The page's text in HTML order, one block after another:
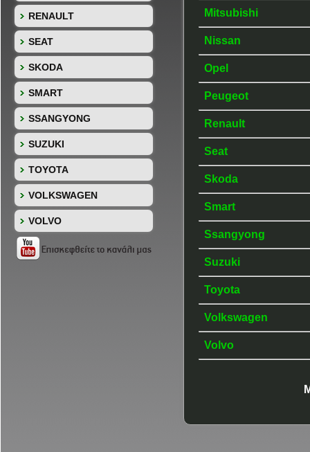
RENAULT
SEAT
SKODA
SMART
SSANGYONG
SUZUKI
TOYOTA
VOLKSWAGEN
VOLVO
Mitsubishi
Nissan
Opel
Peugeot
Renault
Seat
Skoda
Smart
Ssangyong
Suzuki
Toyota
Volkswagen
Volvo